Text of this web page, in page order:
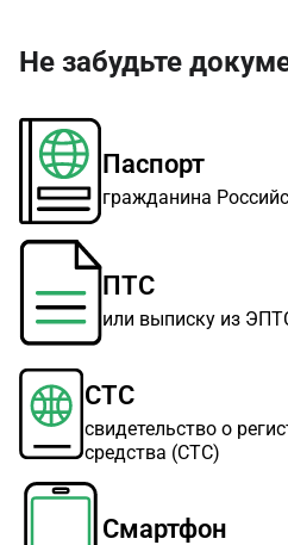
Не забудьте
Паспорт
гражданина
ПТС
или выписку из
СТС
свидетельство о
средства (СТС)
Смартфон